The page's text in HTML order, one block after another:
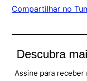
Compartilhar no
Descubra
Assine para